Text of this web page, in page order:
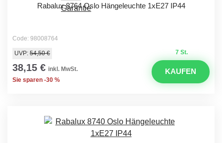
Rabalux 8764 Oslo Hängeleuchte 1xE27 IP44
Code: 98008764
7 St.
UVP: 54,50 €
38,15 € inkl. MwSt.
Sie sparen -30 %
KAUFEN